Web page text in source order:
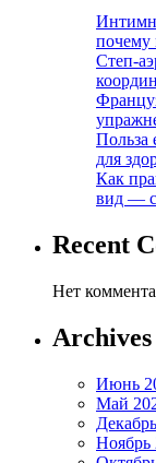
почему
Степ-
Польза
для
Как
вид —
Recent
Нет
Archives
Июнь
Май
Ноябрь